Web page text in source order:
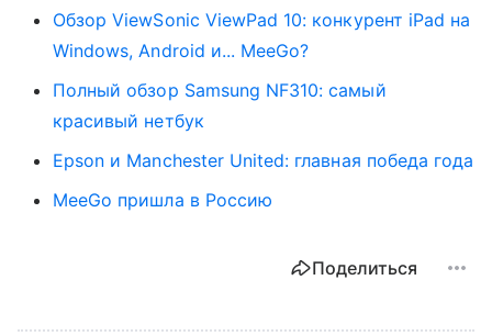
Обзор ViewSonic ViewPad 10: конкурент iPad на
Windows, Android и... MeeGo?
Полный обзор Samsung NF310: самый
красивый нетбук
Epson и Manchester United: главная победа года
MeeGo пришла в Россию
Поделиться